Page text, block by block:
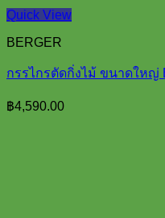
Quick View
BERGER
กรรไกรตัดกิ่งไม้ ขนาดใหญ่
฿4,590.00